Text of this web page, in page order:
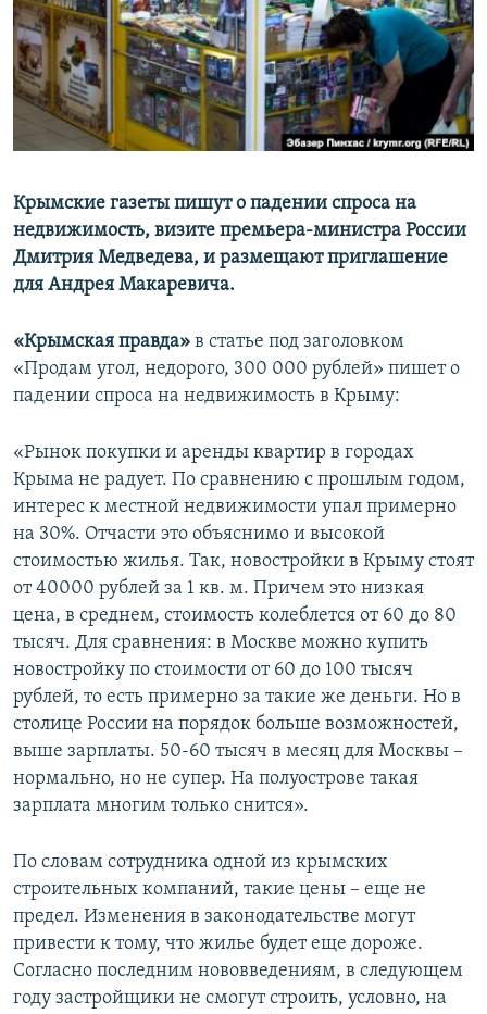
ПОБЕДИТЕЛЕЙ НЕ СУДЯТ?
КРЫМ.НЕПОКОРЕННЫЙ
ELIFBE
УКРАИНСКАЯ ПРОБЛЕМА КРЫМА
ПРИСОЕДИНЯЙТЕСЬ!
Крымские газеты пишут о падении спроса на
недвижимость, визите премьера-министра России
Дмитрия Медведева, и размещают приглашение
для Андрея Макаревича.
«Крымская правда» в статье под заголовком
«Продам угол, недорого, 300 000 рублей» пишет о
падении спроса на недвижимость в Крыму:
«Рынок покупки и аренды квартир в городах
Крыма не радует. По сравнению с прошлым годом,
интерес к местной недвижимости упал примерно
на 30%. Отчасти это объяснимо и высокой
стоимостью жилья. Так, новостройки в Крыму стоят
от 40000 рублей за 1 кв. м. Причем это низкая
цена, в среднем, стоимость колеблется от 60 до 80
тысяч. Для сравнения: в Москве можно купить
новостройку по стоимости от 60 до 100 тысяч
рублей, то есть примерно за такие же деньги. Но в
столице России на порядок больше возможностей,
выше зарплаты. 50-60 тысяч в месяц для Москвы –
нормально, но не супер. На полуострове такая
зарплата многим только снится».
По словам сотрудника одной из крымских
строительных компаний, такие цены – еще не
предел. Изменения в законодательстве могут
привести к тому, что жилье будет еще дороже.
Согласно последним нововведениям, в следующем
году застройщики не смогут строить, условно, на